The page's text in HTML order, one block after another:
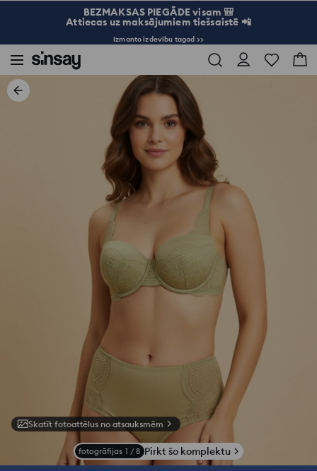
BEZMAKSAS PIEGĀDE visam 🎒
Attiecas uz maksājumiem tiešsaistē 📲
Izmanto izdevību tagad >>
Skatīt fotoattēlus no atsauksmēm
fotogrāfijas 1 / 8 Pirkt šo komplektu